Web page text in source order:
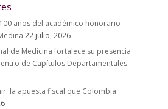
años del académico honorario
22 julio, 2026
de Medicina fortalece su presencia
de Capítulos Departamentales
la apuesta fiscal que Colombia